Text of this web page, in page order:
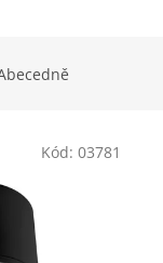
Kód: 03781